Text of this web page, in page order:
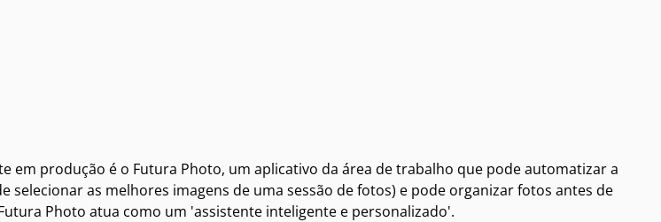
em produção é o Futura Photo, um aplicativo da área de trabalho que pode automatizar a
selecionar as melhores imagens de uma sessão de fotos) e pode organizar fotos antes de
Photo atua como um 'assistente inteligente e personalizado'.